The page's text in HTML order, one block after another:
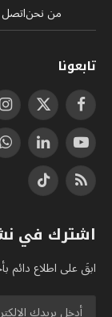
من نحناتصل
تابعونا
فيسبوكX
يوتيوب لينكدإن
RSS
تيكتوك
اشترك في
ابقَ على اطلاع دائم